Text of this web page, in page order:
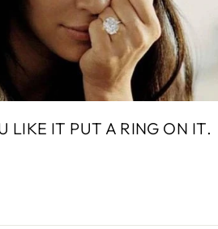
LIKE IT PUT A RING ON IT.